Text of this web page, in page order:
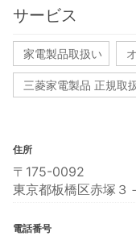
サービス
家電製品取扱い
三菱家電製品 正規取
住所
〒175-0092
東京都板橋区赤塚３
電話番号